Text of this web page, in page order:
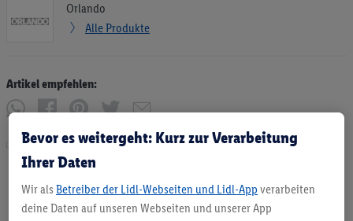
Orlando
Alle Produkte
Artikel empfehlen:
Drucken
Bevor es weitergeht: Kurz zur Verarbeitung
Ihrer Daten
Wir als Betreiber der Lidl-Webseiten und Lidl-App verarbeiten
deine Daten auf unseren Webseiten und unserer App